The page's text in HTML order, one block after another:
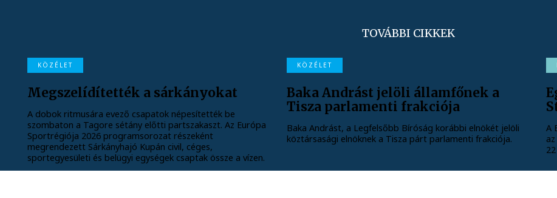
TOVÁBBI CIKKEK
KÖZÉLET
Megszelídítették a sárkányokat
A dobok ritmusára evező csapatok népesítették be
szombaton a Tagore sétány előtti partszakaszt. Az Európa
Sportrégiója 2026 programsorozat részeként
megrendezett Sárkányhajó Kupán civil, céges,
sportegyesületi és belügyi egységek csaptak össze a vízen.
KÖZÉLET
Baka Andrást jelöli államfőnek a
Tisza parlamenti frakciója
Baka Andrást, a Legfelsőbb Bíróság korábbi elnökét jelöli
köztársasági elnöknek a Tisza párt parlamenti frakciója.
A